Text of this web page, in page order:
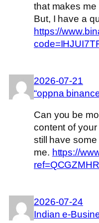
that makes
But, I have a
https://
2026-07-21
“oppna
Can you be
content of your
still have
me. https://
2026-07-24
Indian e-